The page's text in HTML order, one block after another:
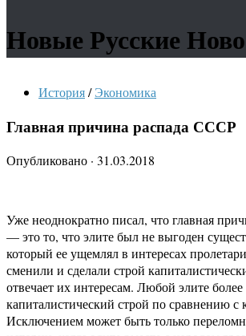
Новые Русские
История/ Экономика
Главная причина распада СССР
Опубликовано · 31.03.2018
Уже неоднократно писал, что главная
— это то, что элите был не выгоден
который ее ущемлял в интересах
сменили и сделали строй
отвечает их интересам. Любой элите
капиталистический строй по сравнению с
Исключением может быть только